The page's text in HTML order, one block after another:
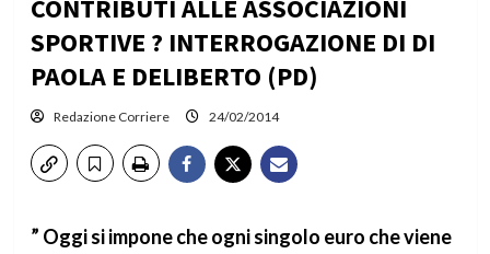
CONTRIBUTI ALLE ASSOCIAZIONI
SPORTIVE ? INTERROGAZIONE DI DI
PAOLA E DELIBERTO (PD)
Redazione Corriere 24/02/2014
” Oggi si impone che ogni singolo euro che viene